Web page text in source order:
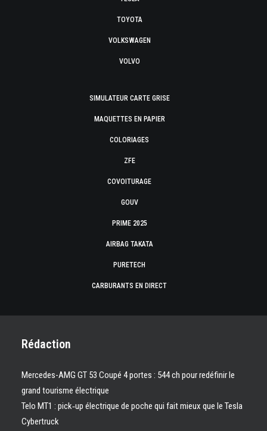
TOYOTA
VOLKSWAGEN
VOLVO
SIMULATEUR CARTE GRISE
MAQUETTES EN PAPIER
COLORIAGES
ZFE
COVOITURAGE
GOUV
PRIME 2025
AIRBAG TAKATA
PURETECH
CARBURANTS EN DIRECT
Rédaction
Mercedes-AMG GT 53 Coupé 4 portes : 544 ch pour redéfinir le
grand tourisme électrique
Telo MT1 : pick‑up électrique de poche qui fait mieux que le Tesla
Cybertruck